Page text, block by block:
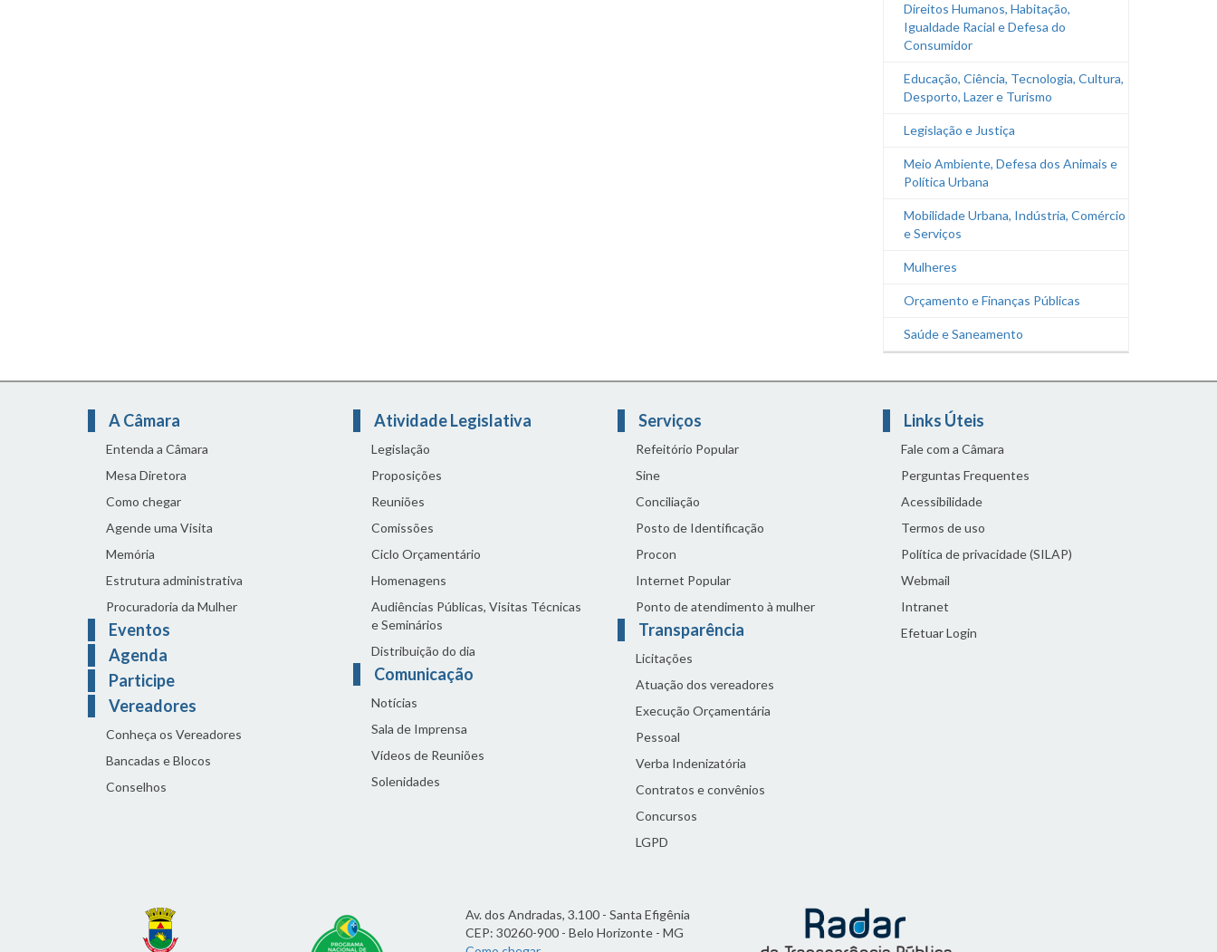
Direitos Humanos, Habitação,
Igualdade Racial e Defesa do
Consumidor
Educação, Ciência, Tecnologia, Cultura,
Desporto, Lazer e Turismo
Legislação e Justiça
Meio Ambiente, Defesa dos Animais e
Política Urbana
Mobilidade Urbana, Indústria, Comércio
e Serviços
Mulheres
Orçamento e Finanças Públicas
Saúde e Saneamento
A Câmara
Entenda a Câmara
Mesa Diretora
Como chegar
Agende uma Visita
Memória
Estrutura administrativa
Procuradoria da Mulher
Eventos
Agenda
Participe
Vereadores
Conheça os Vereadores
Bancadas e Blocos
Conselhos
Atividade Legislativa
Legislação
Proposições
Reuniões
Comissões
Ciclo Orçamentário
Homenagens
Audiências Públicas, Visitas Técnicas
e Seminários
Distribuição do dia
Comunicação
Notícias
Sala de Imprensa
Vídeos de Reuniões
Solenidades
Serviços
Refeitório Popular
Sine
Conciliação
Posto de Identificação
Procon
Internet Popular
Ponto de atendimento à mulher
Transparência
Licitações
Atuação dos vereadores
Execução Orçamentária
Pessoal
Verba Indenizatória
Contratos e convênios
Concursos
LGPD
Links Úteis
Fale com a Câmara
Perguntas Frequentes
Acessibilidade
Termos de uso
Política de privacidade (SILAP)
Webmail
Intranet
Efetuar Login
Av. dos Andradas, 3.100 - Santa Efigênia
CEP: 30260-900 - Belo Horizonte - MG